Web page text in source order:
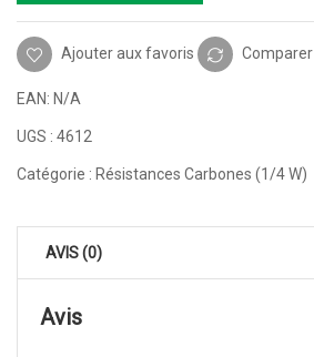
Ajouter aux favoris Comparer
EAN: N/A
UGS : 4612
Catégorie : Résistances Carbones (1/4 W)
AVIS (0)
Avis